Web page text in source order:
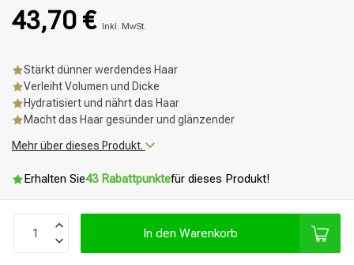
43,70 € Inkl. MwSt.
Stärkt dünner werdendes Haar
Verleiht Volumen und Dicke
Hydratisiert und nährt das Haar
Macht das Haar gesünder und glänzender
Mehr über dieses Produkt.
Erhalten Sie43 Rabattpunktefür dieses Produkt!
In den Warenkorb